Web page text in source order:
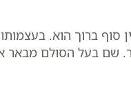
ברוך הוא.
שם בעל הסולם מבאר